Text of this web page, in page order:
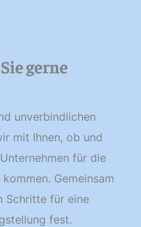
gerne
unverbindlichen
mit Ihnen, ob und
für die
Gemeinsam
Schritte für eine
fest.